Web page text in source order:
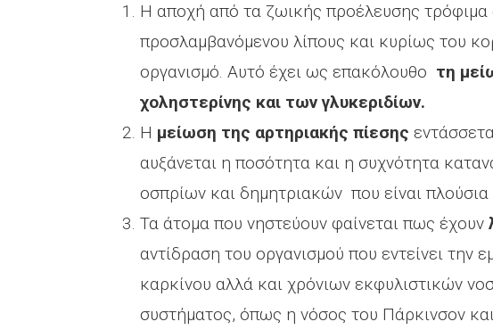
Η αποχή από τα ζωικής προέλευσης τρόφιμα
προσλαμβανόμενου λίπους και κυρίως του
οργανισμό. Αυτό έχει ως επακόλουθο τη
χοληστερίνης και των γλυκεριδίων.
Η μείωση της αρτηριακής πίεσης
αυξάνεται η ποσότητα και η συχνότητα
οσπρίων και δημητριακών που είναι πλούσια
Τα άτομα που νηστεύουν φαίνεται πως έχουν
αντίδραση του οργανισμού που εντείνει
καρκίνου αλλά και χρόνιων εκφυλιστικών
συστήματος, όπως η νόσος του Πάρκινσον